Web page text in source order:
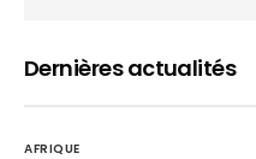
Dernières actualités
AFRIQUE